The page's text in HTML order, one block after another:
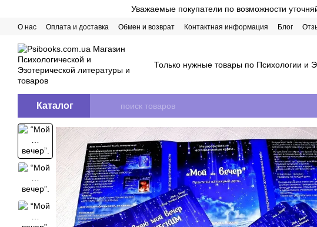
Уважаемые покупатели по возможности
О нас Оплата и доставка Обмен и возврат Контактная информация Блог
Только нужные товары по Психологии и
Каталог